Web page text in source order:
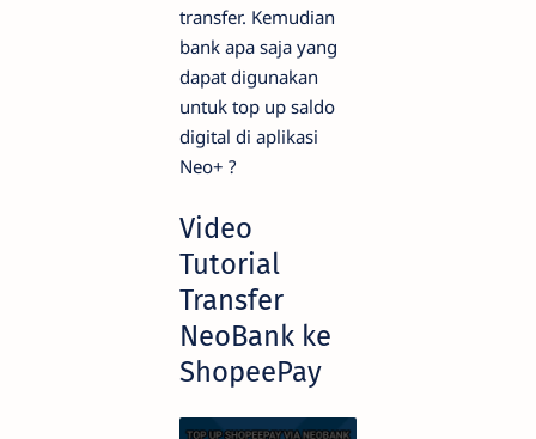
transfer. Kemudian
bank apa saja yang
dapat digunakan
untuk top up saldo
digital di aplikasi
Neo+ ?
Video
Tutorial
Transfer
NeoBank ke
ShopeePay